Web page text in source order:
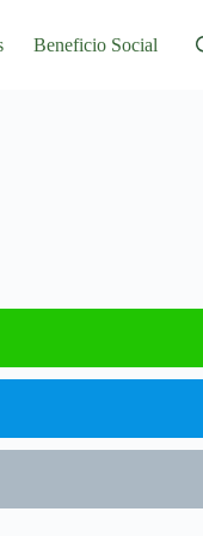
Beneficio Social